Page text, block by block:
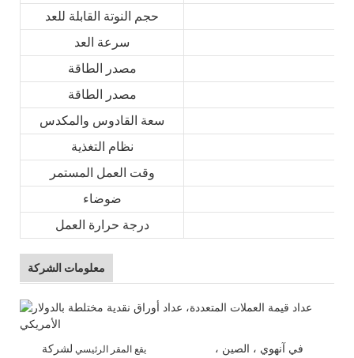
حجم النوتة القابلة للعد
سرعة العد
مصدر الطاقة
مصدر الطاقة
سعة القادوس والمكدس
نظام التغذية
وقت العمل المستمر
ضوضاء
درجة حرارة العمل
معلومات الشركة
يقع المقر الرئيسي في آنهوي ، الصين ،